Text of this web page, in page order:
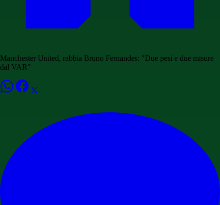
Manchester United, rabbia Bruno Fernandes: "Due pesi e due misure
dal VAR"